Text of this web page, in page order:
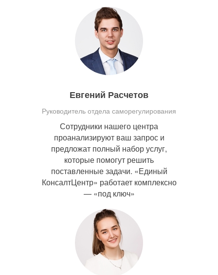
Евгений Расчетов
Руководитель отдела саморегулирования
Сотрудники нашего центра
проанализируют ваш запрос и
предложат полный набор услуг,
которые помогут решить
поставленные задачи. «Единый
КонсалтЦентр» работает комплексно
— «под ключ»